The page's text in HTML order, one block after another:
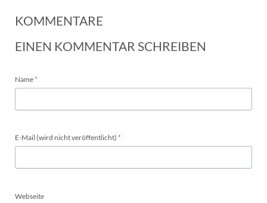
KOMMENTARE
EINEN KOMMENTAR SCHREIBEN
Pflichtfeld
Name*
Pflichtfeld
E-Mail (wird nicht veröffentlicht) *
Webseite